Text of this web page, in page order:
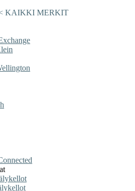
KAIKKI MERKIT